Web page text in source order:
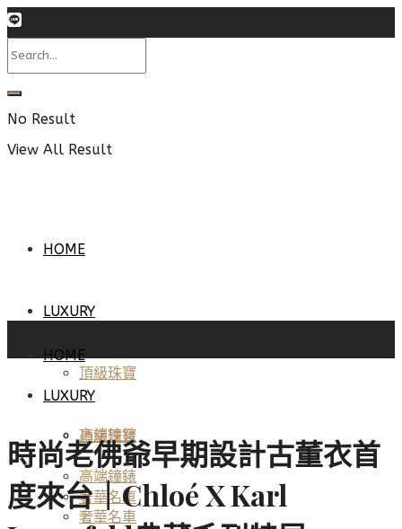
No Result
View All Result
HOME
LUXURY
頂級珠寶
高端鐘錶
奢華名車
HOME
LUXURY
頂級珠寶
高端鐘錶
奢華名車
時尚老佛爺早期設計古董衣首
度來台｜Chloé X Karl